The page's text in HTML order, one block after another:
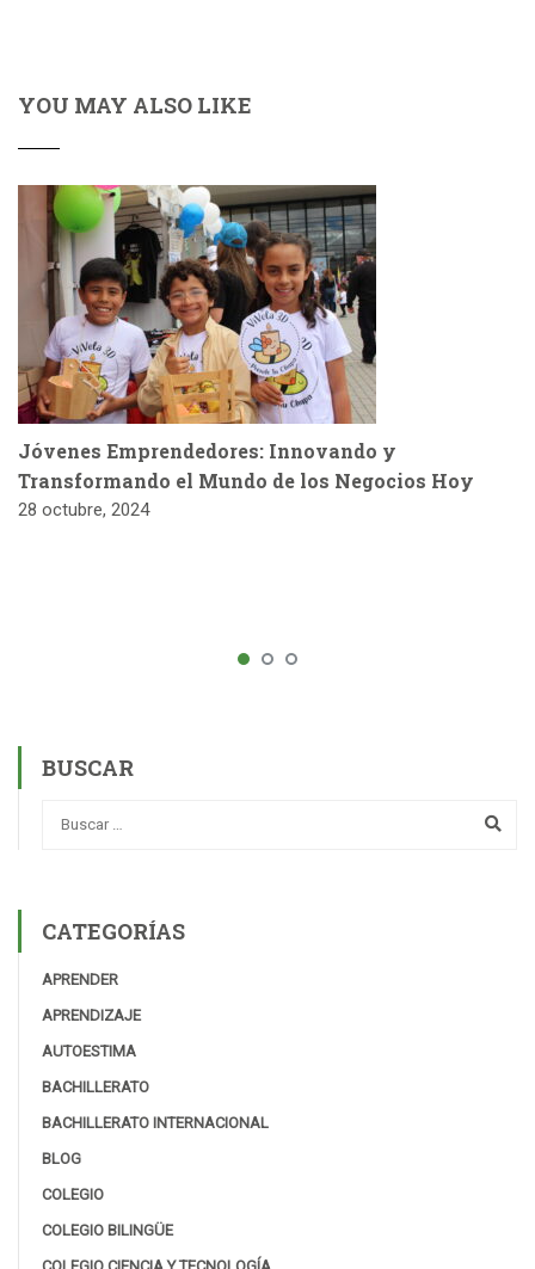
YOU MAY ALSO LIKE
Jóvenes Emprendedores: Innovando y
Transformando el Mundo de los Negocios Hoy
28 octubre, 2024
BUSCAR
CATEGORÍAS
APRENDER
APRENDIZAJE
AUTOESTIMA
BACHILLERATO
BACHILLERATO INTERNACIONAL
BLOG
COLEGIO
COLEGIO BILINGÜE
COLEGIO CIENCIA Y TECNOLOGÍA